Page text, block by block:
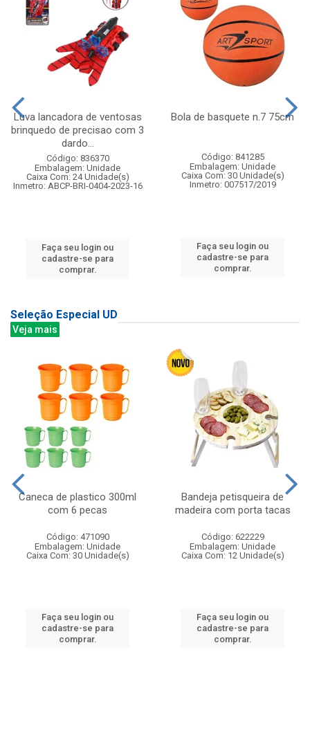
Luva lancadora de ventosas
brinquedo de precisao com 3
dardo...
Código: 836370
Embalagem: Unidade
Caixa Com: 24 Unidade(s)
Inmetro: ABCP-BRI-0404-2023-16
Faça seu login ou
cadastre-se para
comprar.
Bola de basquete n.7 75cm
Código: 841285
Embalagem: Unidade
Caixa Com: 30 Unidade(s)
Inmetro: 007517/2019
Faça seu login ou
cadastre-se para
comprar.
Seleção Especial UD
Veja mais
Caneca de plastico 300ml
com 6 pecas
Código: 471090
Embalagem: Unidade
Caixa Com: 30 Unidade(s)
Faça seu login ou
cadastre-se para
comprar.
Bandeja petisqueira de
madeira com porta tacas
Código: 622229
Embalagem: Unidade
Caixa Com: 12 Unidade(s)
Faça seu login ou
cadastre-se para
comprar.